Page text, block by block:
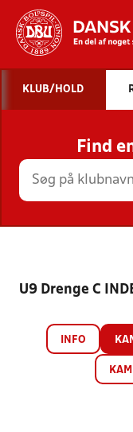
STILLINGER,
KLUB/HOLD
Find
U9 Drenge C
INFO